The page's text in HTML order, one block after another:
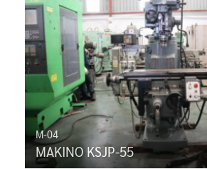
M-04
MAKINO KSJP-55